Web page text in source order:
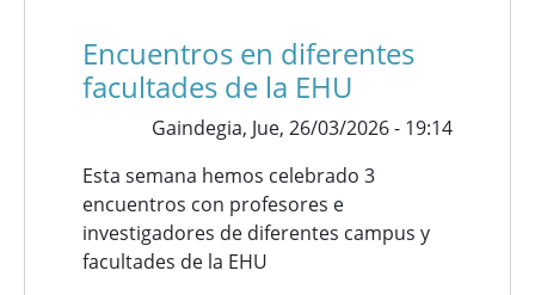
Encuentros en diferentes
facultades de la EHU
Gaindegia, Jue, 26/03/2026 - 19:14
Esta semana hemos celebrado 3
encuentros con profesores e
investigadores de diferentes campus y
facultades de la EHU